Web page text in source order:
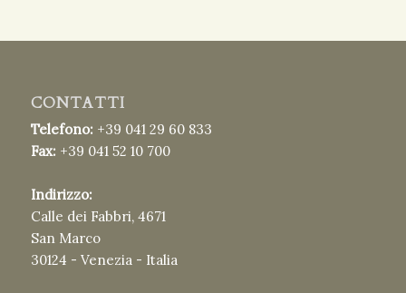
CONTATTI
Telefono: +39 041 29 60 833
Fax: +39 041 52 10 700
Indirizzo:
Calle dei Fabbri, 4671
San Marco
30124 - Venezia - Italia